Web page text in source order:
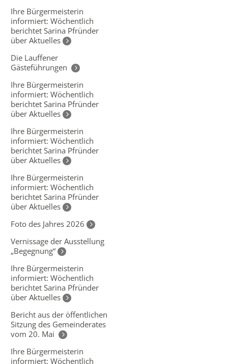
Ihre Bürgermeisterin
informiert: Wöchentlich
berichtet Sarina Pfründer
über Aktuelles
Die Lauffener
Gästeführungen
Ihre Bürgermeisterin
informiert: Wöchentlich
berichtet Sarina Pfründer
über Aktuelles
Ihre Bürgermeisterin
informiert: Wöchentlich
berichtet Sarina Pfründer
über Aktuelles
Ihre Bürgermeisterin
informiert: Wöchentlich
berichtet Sarina Pfründer
über Aktuelles
Foto des Jahres 2026
Vernissage der Ausstellung
„Begegnung“
Ihre Bürgermeisterin
informiert: Wöchentlich
berichtet Sarina Pfründer
über Aktuelles
Bericht aus der öffentlichen
Sitzung des Gemeinderates
vom 20. Mai
Ihre Bürgermeisterin
informiert: Wöchentlich